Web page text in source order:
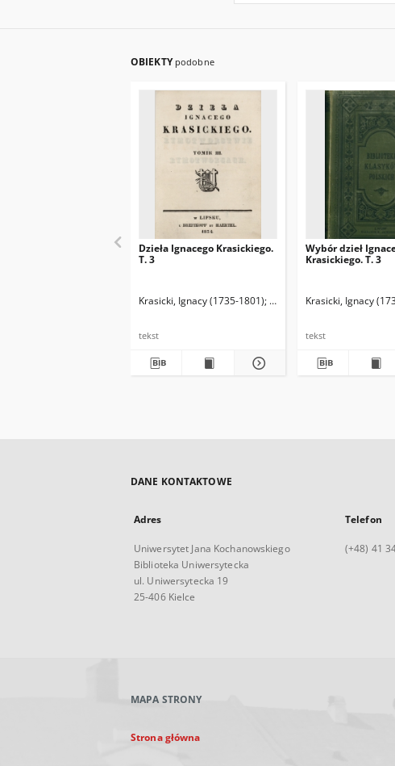
OBIEKTY podobne
Dzieła Ignacego Krasickiego.
T. 3
Krasicki, Ignacy (1735-1801) Bobrowicz, Jan
tekst
Wybór dzieł
Krasickiego. T. 3
Krasicki, Ignacy
tekst
DANE KONTAKTOWE
Adres
Uniwersytet Jana Kochanowskiego
Biblioteka Uniwersytecka
ul. Uniwersytecka 19
25-406 Kielce
Telefon
(+48) 41
MAPA STRONY
Strona główna